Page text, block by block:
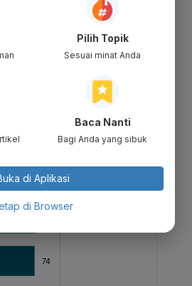
Pilih Topik
Sesuai minat Anda
Baca Nanti
Bagi Anda yang sibuk
di Aplikasi
di Browser